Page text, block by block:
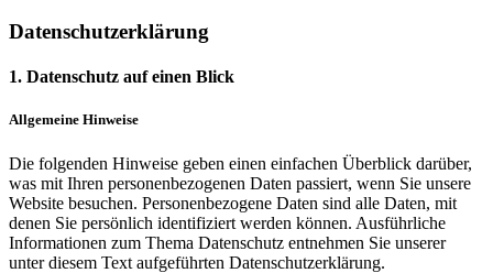
Datenschutzerklärung
1. Datenschutz auf einen Blick
Allgemeine Hinweise
Die folgenden Hinweise geben einen einfachen Überblick darüber,
was mit Ihren personenbezogenen Daten passiert, wenn Sie unsere
Website besuchen. Personenbezogene Daten sind alle Daten, mit
denen Sie persönlich identifiziert werden können. Ausführliche
Informationen zum Thema Datenschutz entnehmen Sie unserer
unter diesem Text aufgeführten Datenschutzerklärung.